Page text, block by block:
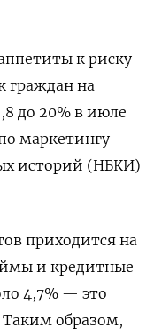
к риску
граждан на
до 20% в июле
маркетингу
историй (НБКИ)
приходится на
и кредитные
4,7% — это
Таким образом,